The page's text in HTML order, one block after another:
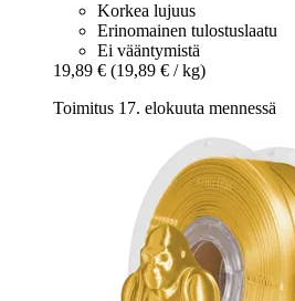
Korkea lujuus
Erinomainen tulostuslaatu
Ei vääntymistä
19,89 € (19,89 € / kg)
Toimitus 17. elokuuta mennessä